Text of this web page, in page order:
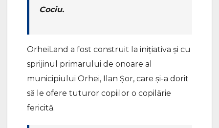
Cociu.
OrheiLand a fost construit la inițiativa și cu
sprijinul primarului de onoare al
municipiului Orhei, Ilan Șor, care și-a dorit
să le ofere tuturor copiilor o copilărie
fericită.